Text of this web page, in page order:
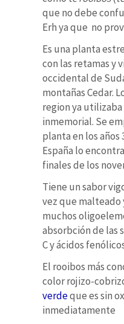
que no debe
Erh ya que no
Es una planta
con las retamas y
occidental de
montañas Cedar.
region ya
inmemorial. Se
planta en los años
España lo
finales de los
Tiene un sabor
vez que malteado
muchos
absorbción de las
C y ácidos
El rooibos más
color rojizo-
verdeque es sin
inmediatamente